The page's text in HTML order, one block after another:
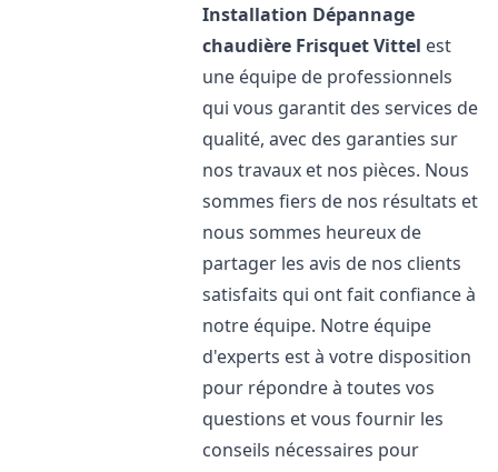
Installation Dépannage
chaudière FrisquetVittel est
une équipe de professionnels
qui vous garantit des services de
qualité, avec des garanties sur
nos travaux et nos pièces. Nous
sommes fiers de nos résultats et
nous sommes heureux de
partager les avis de nos clients
satisfaits qui ont fait confiance à
notre équipe. Notre équipe
d'experts est à votre disposition
pour répondre à toutes vos
questions et vous fournir les
conseils nécessaires pour